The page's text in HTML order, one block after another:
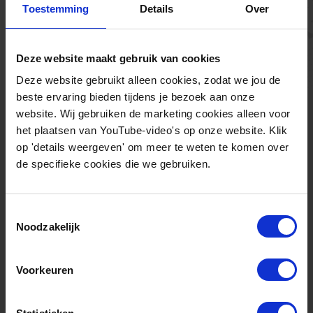
Toestemming Details Over
Deze website maakt gebruik van cookies
Deze website gebruikt alleen cookies, zodat we jou de
beste ervaring bieden tijdens je bezoek aan onze
website. Wij gebruiken de marketing cookies alleen voor
het plaatsen van YouTube-video's op onze website. Klik
op 'details weergeven' om meer te weten te komen over
de specifieke cookies die we gebruiken.
Noodzakelijk
Voorkeuren
Gerelateerde events